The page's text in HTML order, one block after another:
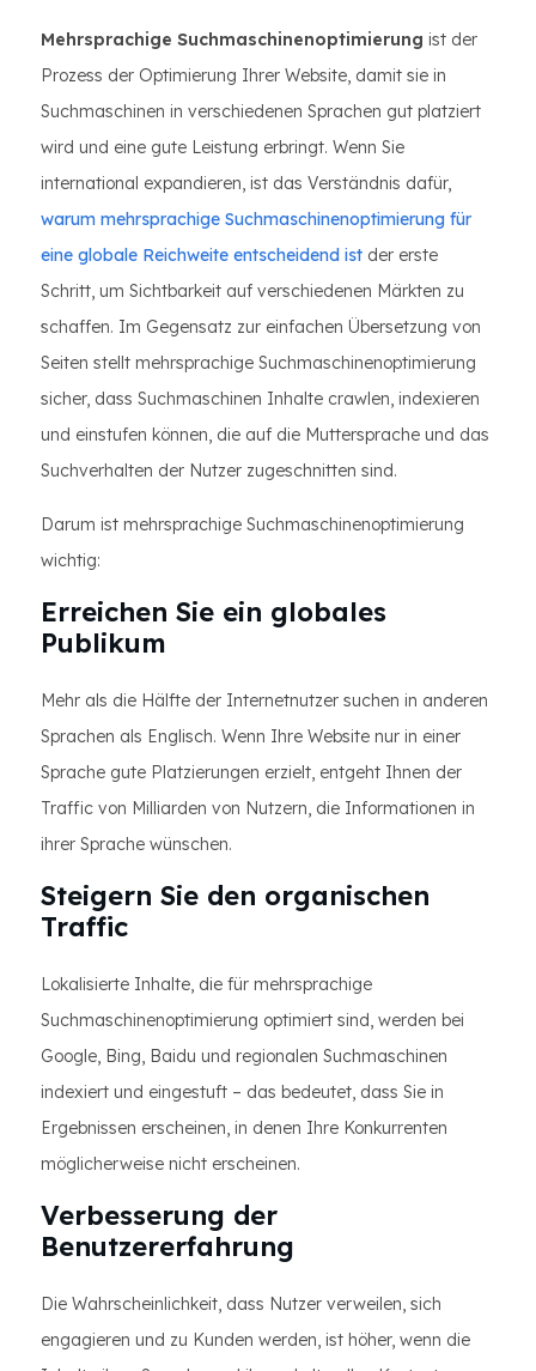
Mehrsprachige Suchmaschinenoptimierung ist der
Prozess der Optimierung Ihrer Website, damit sie in
Suchmaschinen in verschiedenen Sprachen gut platziert
wird und eine gute Leistung erbringt. Wenn Sie
international expandieren, ist das Verständnis dafür,
warum mehrsprachige Suchmaschinenoptimierung für
eine globale Reichweite entscheidend ist der erste
Schritt, um Sichtbarkeit auf verschiedenen Märkten zu
schaffen. Im Gegensatz zur einfachen Übersetzung von
Seiten stellt mehrsprachige Suchmaschinenoptimierung
sicher, dass Suchmaschinen Inhalte crawlen, indexieren
und einstufen können, die auf die Muttersprache und das
Suchverhalten der Nutzer zugeschnitten sind.
Darum ist mehrsprachige Suchmaschinenoptimierung
wichtig:
Erreichen Sie ein globales
Publikum
Mehr als die Hälfte der Internetnutzer suchen in anderen
Sprachen als Englisch. Wenn Ihre Website nur in einer
Sprache gute Platzierungen erzielt, entgeht Ihnen der
Traffic von Milliarden von Nutzern, die Informationen in
ihrer Sprache wünschen.
Steigern Sie den organischen
Traffic
Lokalisierte Inhalte, die für mehrsprachige
Suchmaschinenoptimierung optimiert sind, werden bei
Google, Bing, Baidu und regionalen Suchmaschinen
indexiert und eingestuft – das bedeutet, dass Sie in
Ergebnissen erscheinen, in denen Ihre Konkurrenten
möglicherweise nicht erscheinen.
Verbesserung der
Benutzererfahrung
Die Wahrscheinlichkeit, dass Nutzer verweilen, sich
engagieren und zu Kunden werden, ist höher, wenn die